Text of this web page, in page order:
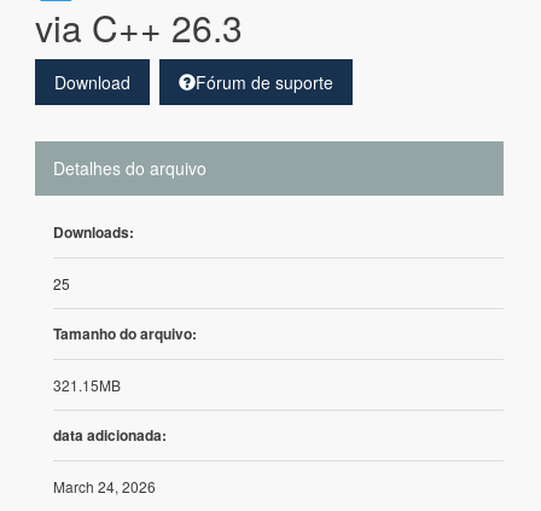
via C++ 26.3
Download Fórum de suporte
Detalhes do arquivo
Downloads:
25
Tamanho do arquivo:
321.15MB
data adicionada:
March 24, 2026